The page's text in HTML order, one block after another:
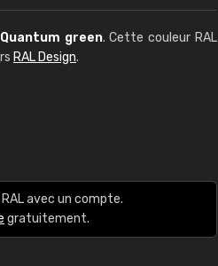
Quantum green. Cette couleur RAL
RAL Design.
avec un compte.
gratuitement.
RAL K7 à base d'eau
216 couleurs RAL Classic